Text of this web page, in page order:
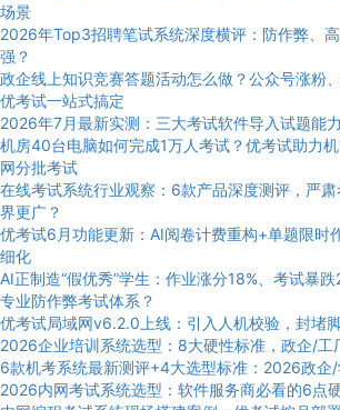
场景
2026年Top3招聘笔试系统深度横评：防作弊、
强？
政企线上知识竞赛答题活动怎么做？公众号涨粉
优考试一站式搞定
2026年7月最新实测：三大考试软件导入试题能
机房40台电脑如何完成1万人考试？优考试助力
网分批考试
在线考试系统行业观察：6款产品深度测评，严
界更广？
优考试6月功能更新：AI阅卷计费重构+单题限时
细化
AI正制造“假优秀”学生：作业涨分18%、考试暴
专业防作弊考试体系？
优考试局域网v6.2.0上线：引入人机校验，封堵
2026企业培训系统选型：8大硬性标准，政企/工
6款机考系统最新测评+4大选型标准：2026政企
2026内网考试系统选型：软件服务商必看的6点